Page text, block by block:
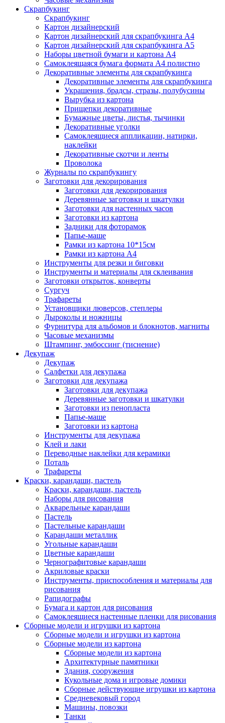
Скрапбукинг
Скрапбукинг
Картон дизайнерский
Картон дизайнерский для скрапбукинга А4
Картон дизайнерский для скрапбукинга А5
Наборы цветной бумаги и картона А4
Самоклеящаяся бумага формата А4 полистно
Декоративные элементы для скрапбукинга
Декоративные элементы для скрапбукинга
Украшения, брадсы, стразы, полубусины
Вырубка из картона
Прищепки декоративные
Бумажные цветы, листья, тычинки
Декоративные уголки
Самоклеящиеся аппликации, натирки,
наклейки
Декоративные скотчи и ленты
Проволока
Журналы по скрапбукингу
Заготовки для декорирования
Заготовки для декорирования
Деревянные заготовки и шкатулки
Заготовки для настенных часов
Заготовки из картона
Задники для фоторамок
Папье-маше
Рамки из картона 10*15см
Рамки из картона А4
Инструменты для резки и биговки
Инструменты и материалы для склеивания
Заготовки открыток, конверты
Сургуч
Трафареты
Установщики люверсов, степлеры
Дыроколы и ножницы
Фурнитура для альбомов и блокнотов, магниты
Часовые механизмы
Штампинг, эмбоссинг (тиснение)
Декупаж
Декупаж
Салфетки для декупажа
Заготовки для декупажа
Заготовки для декупажа
Деревянные заготовки и шкатулки
Заготовки из пенопласта
Папье-маше
Заготовки из картона
Инструменты для декупажа
Клей и лаки
Переводные наклейки для керамики
Поталь
Трафареты
Краски, карандаши, пастель
Краски, карандаши, пастель
Наборы для рисования
Акварельные карандаши
Пастель
Пастельные карандаши
Карандаши металлик
Угольные карандаши
Цветные карандаши
Чернографитовые карандаши
Акриловые краски
Инструменты, приспособления и материалы для
рисования
Рапидографы
Бумага и картон для рисования
Самоклеящиеся настенные пленки для рисования
Сборные модели и игрушки из картона
Сборные модели и игрушки из картона
Сборные модели из картона
Сборные модели из картона
Архитектурные памятники
Здания, сооружения
Кукольные дома и игровые домики
Сборные действующие игрушки из картона
Средневековый город
Машины, повозки
Танки